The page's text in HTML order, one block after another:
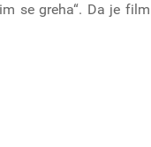
se greha“. Da je film